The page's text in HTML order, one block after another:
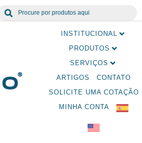
INSTITUCIONAL
PRODUTOS
SERVIÇOS
ARTIGOS
CONTATO
SOLICITE UMA COTAÇÃO
MINHA CONTA